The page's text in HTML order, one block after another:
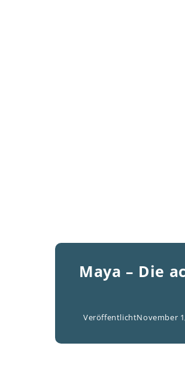
Maya – Die
VeröffentlichtNovember